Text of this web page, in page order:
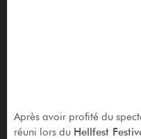
Après avoir profité du
réuni lors du Hellfest